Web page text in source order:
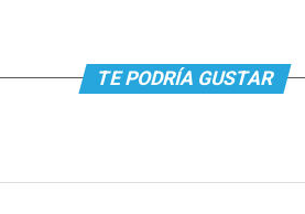
TE PODRÍA GUSTAR